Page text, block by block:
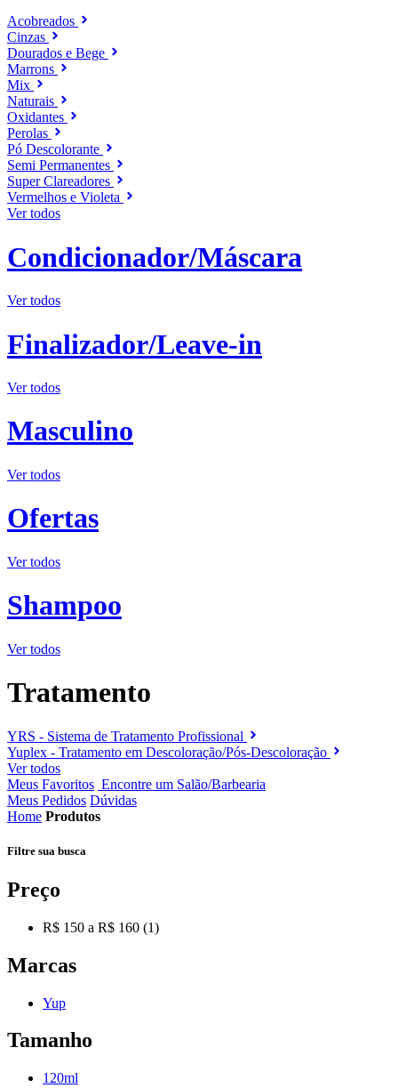
Acobreados
Cinzas
Dourados e Bege
Marrons
Mix
Naturais
Oxidantes
Perolas
Pó Descolorante
Semi Permanentes
Super Clareadores
Vermelhos e Violeta
Ver todos
Condicionador/Máscara
Ver todos
Finalizador/Leave-in
Ver todos
Masculino
Ver todos
Ofertas
Ver todos
Shampoo
Ver todos
Tratamento
YRS - Sistema de Tratamento Profissional
Yuplex - Tratamento em Descoloração/Pós-Descoloração
Ver todos
Meus Favoritos Encontre um Salão/Barbearia
Meus Pedidos Dúvidas
Home Produtos
Filtre sua busca
Preço
R$ 150 a R$ 160 (1)
Marcas
Yup
Tamanho
120ml